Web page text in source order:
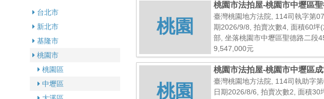
台北市
新北市
基隆市
桃園市
桃園區
中壢區
桃園
桃園市法拍屋-桃園市中壢區
臺灣桃園地方法院, 114司執字第
期2026/9/8, 拍賣次數4, 面積60坪
部, 坐落桃園市中壢區聖德路二段
9,547,000元
桃園
桃園市法拍屋-桃園市中壢區
樓
臺灣桃園地方法院, 114司執助字
日期2026/8/6, 拍賣次數2, 面積30